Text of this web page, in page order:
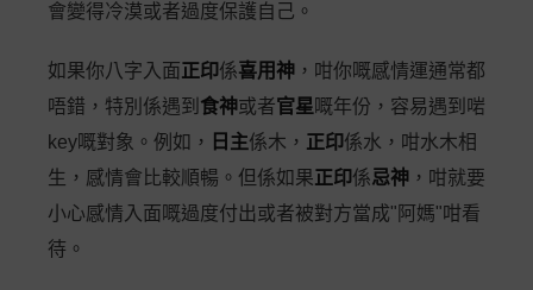
會變得冷漠或者過度保護自己。
如果你八字入面正印係喜用神 ，咁你嘅感情運通常都
唔錯，特別係遇到 食神或者官星嘅年份，容易遇到啱
key嘅對象。例如，
日主係木， 正印係水，咁水木相
生，感情會比較順暢。但係如果正印係忌神 ，咁就要
小心感情入面嘅過度付出或者被對方當成"阿媽"咁看
待。